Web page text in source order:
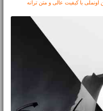
با کیفیت عالی و متن ترانه